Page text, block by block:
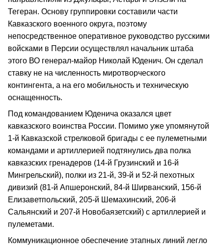
Тегеран. Основу группировки составили части
Кавказского военного округа, поэтому
непосредственное оперативное руководство русскими
войсками в Персии осуществлял начальник штаба
этого ВО генерал-майор Николай Юденич. Он сделал
ставку не на численность миротворческого
контингента, а на его мобильность и техническую
оснащенность.
Под командованием Юденича оказался цвет
кавказского воинства России. Помимо уже упомянутой
1-й Кавказской стрелковой бригады с ее пулеметными
командами и артиллерией подтянулись два полка
кавказских гренадеров (14-й Грузинский и 16-й
Мингрельский), полки из 21-й, 39-й и 52-й пехотных
дивизий (81-й Апшеронский, 84-й Ширванский, 156-й
Елизаветпольский, 205-й Шемахинский, 206-й
Сальянский и 207-й Новобаязетский) с артиллерией и
пулеметами.
Коммуникационное обеспечение этапных линий легло